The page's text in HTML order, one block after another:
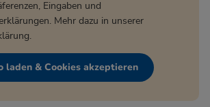
Eingaben und
Mehr dazu in unserer
.
laden & Cookies akzeptieren